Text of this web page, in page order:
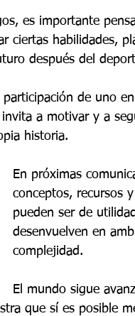
es importante
ciertas habilidades,
después del
de uno
a motivar y a
historia.
En próximas
conceptos, recursos
pueden ser de
desenvuelven en
complejidad.
El mundo sigue
que sí es posible